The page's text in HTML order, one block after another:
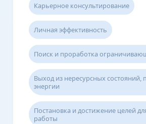
Карьерное консультирование
Личная эффективность
Поиск и проработка
Выход из нересурсных
энергии
Постановка и достижение целей
работы